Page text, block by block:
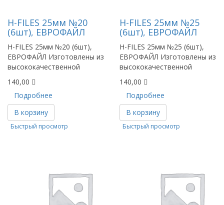
Н-FILES 25мм №20
(6шт), ЕВРОФАЙЛ
H-FILES 25мм №20 (6шт),
ЕВРОФАЙЛ Изготовлены из
высококачественной
140,00
Подробнее
В корзину
Н-FILES 25мм №25
(6шт), ЕВРОФАЙЛ
H-FILES 25мм №25 (6шт),
ЕВРОФАЙЛ Изготовлены из
высококачественной
140,00
Подробнее
В корзину
Быстрый просмотр Быстрый просмотр